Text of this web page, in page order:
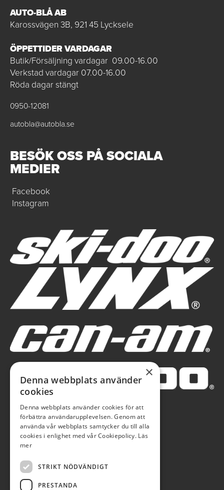
AUTO-BLÅ AB
Karossvägen 3B, 921 45 Lycksele
ÖPPETTIDER VARDAGAR
Butik/Försäljning vardagar 09.00-16.00
Verkstad vardagar 07.00-16.00
Röda dagar stängt
0950-12081
autobla@autobla.se
BESÖK OSS PÅ SOCIALA
MEDIER
Facebook
Instagram
×
Denna webbplats använder
cookies
Denna webbplats använder cookies för att
förbättra användarupplevelsen. Genom att
använda vår webbplats samtycker du till alla
cookies i enlighet med vår Cookiepolicy. Läs
mer
STRIKT NÖDVÄNDIGT
PRESTANDA